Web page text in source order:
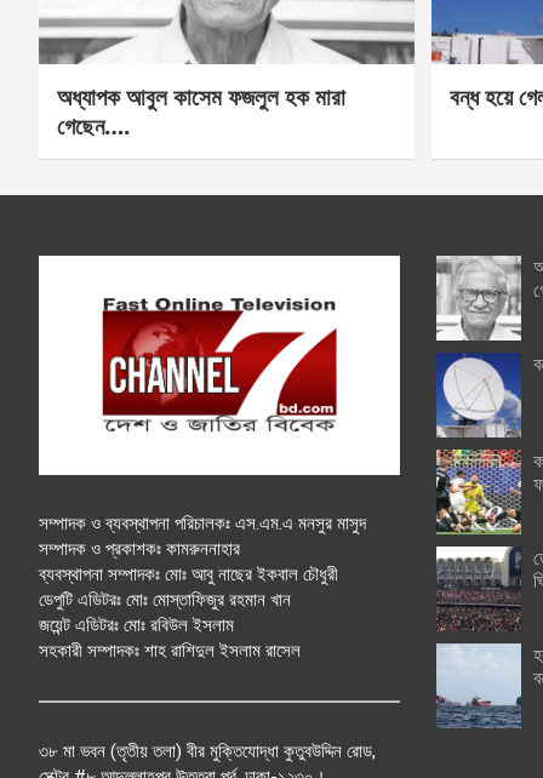
অধ্যাপক আবুল কাসেম ফজলুল হক মারা
গেছেন….
বন্ধ হয়ে
সম্পাদক ও ব্যবস্থাপনা পরিচালকঃ এস.এম.এ মনসুর মাসুদ
সম্পাদক ও প্রকাশকঃ কামরুননাহার
ব্যবস্থাপনা সম্পাদকঃ মোঃ আবু নাছের ইকবাল চৌধুরী
ডেপুটি এডিটরঃ মোঃ মোস্তাফিজুর রহমান খান
জয়েন্ট এডিটরঃ মোঃ রবিউল ইসলাম
সহকারী সম্পাদকঃ শাহ রাশিদুল ইসলাম রাসেল
৩৮ মা ভবন (তৃতীয় তলা) বীর মুক্তিযোদ্ধা কুতুবউদ্দিন রোড,